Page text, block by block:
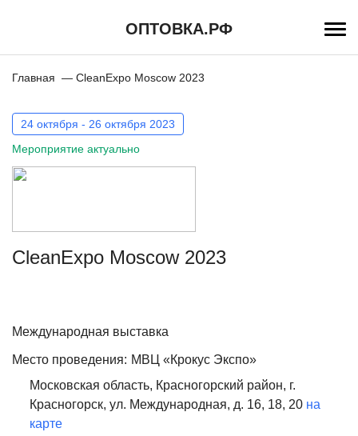
ОПТОВКА.РФ
Строка
Главная CleanExpo Moscow 2023
CleanExpo Moscow 2023
Международная выставка
Место проведения: МВЦ «Крокус Экспо»
Московская область, Красногорский район, г.
Красногорск, ул. Международная, д. 16, 18, 20 на
карте
24 октября - 26 октября 2023
Мероприятие актуально